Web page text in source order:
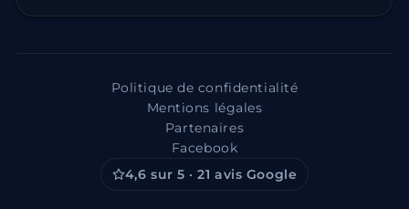
Politique de confidentialité
Mentions légales
Partenaires
Facebook
4,6 sur 5 · 21 avis Google